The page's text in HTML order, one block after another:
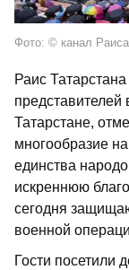
Фото: © канал
Раис
Татарстане,
многообразие
единства
искреннюю
сегодня
военной
Гости посетили